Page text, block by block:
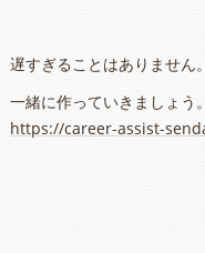
遅すぎることはありません。
一緒に作っていきましょ
https://career-assist-